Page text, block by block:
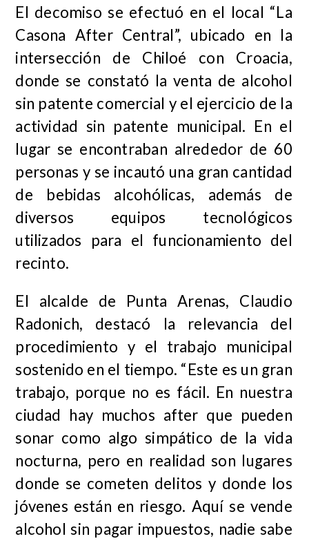
El decomiso se efectuó en el local “La
Casona After Central”, ubicado en la
intersección de Chiloé con Croacia,
donde se constató la venta de alcohol
sin patente comercial y el ejercicio de la
actividad sin patente municipal. En el
lugar se encontraban alrededor de 60
personas y se incautó una gran cantidad
de bebidas alcohólicas, además de
diversos equipos tecnológicos
utilizados para el funcionamiento del
recinto.
El alcalde de Punta Arenas, Claudio
Radonich, destacó la relevancia del
procedimiento y el trabajo municipal
sostenido en el tiempo. “Este es un gran
trabajo, porque no es fácil. En nuestra
ciudad hay muchos after que pueden
sonar como algo simpático de la vida
nocturna, pero en realidad son lugares
donde se cometen delitos y donde los
jóvenes están en riesgo. Aquí se vende
alcohol sin pagar impuestos, nadie sabe